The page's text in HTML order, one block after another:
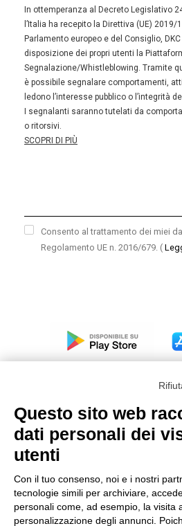
In ottemperanza al Decreto Legislativo
l’Italia ha recepito la Direttiva (UE) 2019/
Parlamento europeo e del Consiglio,
disposizione dei propri utenti la
Segnalazione/Whistleblowing. Tramite
è possibile segnalare comportamenti,
ledono l’interesse pubblico o l’integrità
I segnalanti saranno tutelati da
o ritorsivi.
SCOPRI DI PIÙ
Consento al trattamento dei miei
Regolamento UE n. 2016/679. (
Modello organizzativo,
Condizioni generali di
Condizioni generali di vendita
Condizioni generali
Questo sito web
dati personali dei
utenti
Con il tuo consenso, noi e i nostri
tecnologie simili per archiviare,
personali come, ad esempio, la visita
personalizzazione degli annunci.